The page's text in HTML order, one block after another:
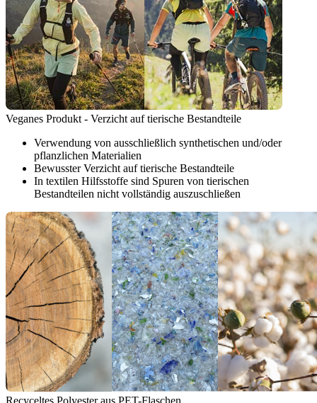
Veganes Produkt - Verzicht auf tierische Bestandteile
Verwendung von ausschließlich synthetischen und/oder
pflanzlichen Materialien
Bewusster Verzicht auf tierische Bestandteile
In textilen Hilfsstoffe sind Spuren von tierischen
Bestandteilen nicht vollständig auszuschließen